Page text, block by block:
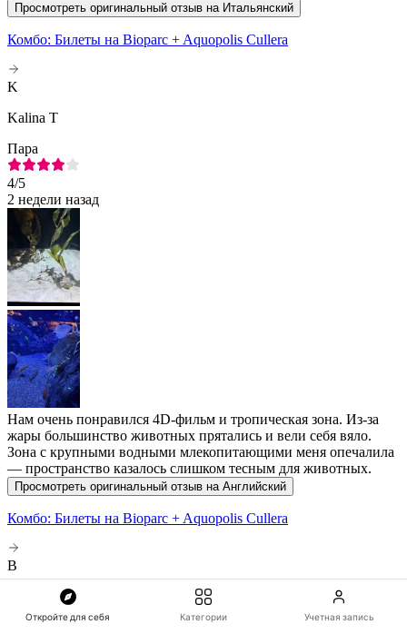
Откройте для себя Категории Учетная запись
Просмотреть оригинальный отзыв на Итальянский
Комбо: Билеты на Bioparc + Aquopolis Cullera
K
Kalina T
Пара
4/5
2 недели назад
Нам очень понравился 4D-фильм и тропическая зона. Из-за
жары большинство животных прятались и вели себя вяло.
Зона с крупными водными млекопитающими меня опечалила
— пространство казалось слишком тесным для животных.
Просмотреть оригинальный отзыв на Английский
Комбо: Билеты на Bioparc + Aquopolis Cullera
B
Семья